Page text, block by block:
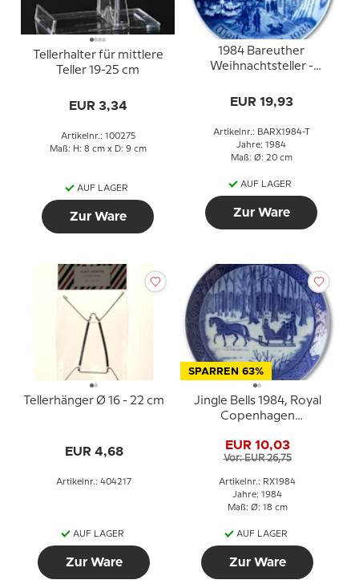
Tellerhalter für mittlere
Teller 19-25 cm
EUR 3,34
Artikelnr.: 100275
Maß: H: 8 cm x D: 9 cm
AUF LAGER
Zur Ware
1984 Bareuther
Weihnachtsteller -
EUR 19,93
Artikelnr.: BARX1984-T
Jahre: 1984
Maß: Ø: 20 cm
AUF LAGER
Zur Ware
Tellerhänger Ø 16 - 22 cm
EUR 4,68
Artikelnr.: 404217
AUF LAGER
Zur Ware
SPARREN 63%
Jingle Bells 1984, Royal
Copenhagen
EUR 10,03
Vor: EUR 26,75
Artikelnr.: RX1984
Jahre: 1984
Maß: Ø: 18 cm
AUF LAGER
Zur Ware